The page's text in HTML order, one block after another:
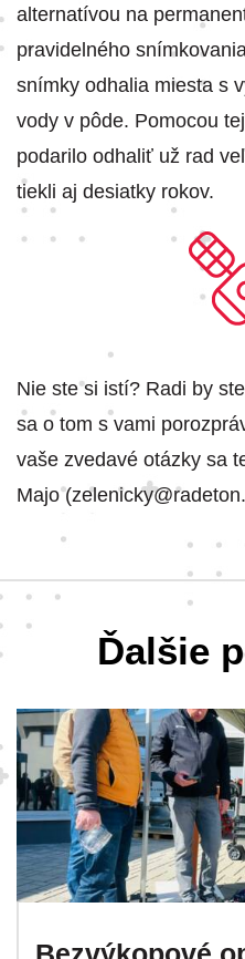
alternatívou na
pravidelného
snímky odhalia miesta s
vody v pôde. Pomocou
podarilo odhaliť už rad
tiekli aj desiatky rokov.
Nie ste si istí? Radi by
sa o tom s vami
vaše zvedavé otázky sa
Majo
Ďalšie